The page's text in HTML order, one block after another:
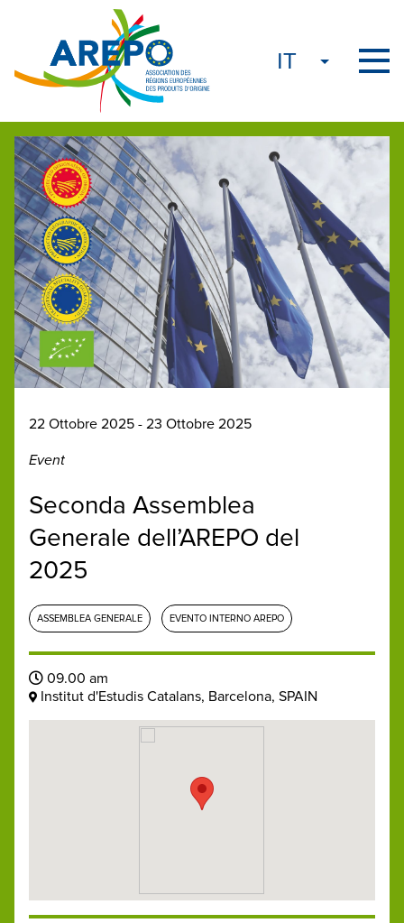
22 Ottobre 2025 - 23 Ottobre 2025
Event
Seconda Assemblea
Generale dell’AREPO del
2025
ASSEMBLEA GENERALE EVENTO INTERNO AREPO
09.00 am
Institut d'Estudis Catalans, Barcelona, SPAIN